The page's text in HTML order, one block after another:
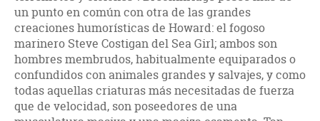
un punto en común con otra de las grandes
creaciones humorísticas de Howard: el fogoso
marinero Steve Costigan del Sea Girl; ambos son
hombres membrudos, habitualmente equiparados o
confundidos con animales grandes y salvajes, y como
todas aquellas criaturas más necesitadas de fuerza
que de velocidad, son poseedores de una